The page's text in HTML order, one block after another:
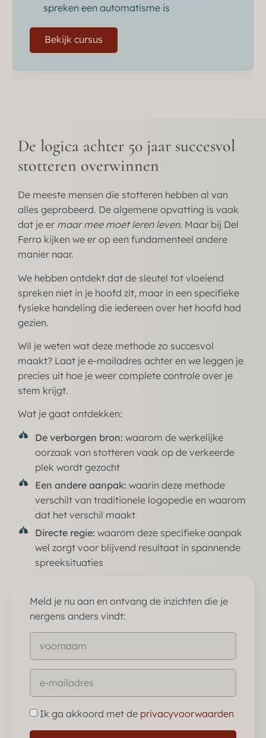
spreken een automatisme is
Bekijk cursus
De logica achter 50 jaar succesvol
stotteren overwinnen
De meeste mensen die stotteren hebben al van
alles geprobeerd. De algemene opvatting is vaak
dat je er maar mee moet leren leven. Maar bij Del
Ferro kijken we er op een fundamenteel andere
manier naar.
We hebben ontdekt dat de sleutel tot vloeiend
spreken niet in je hoofd zit, maar in een specifieke
fysieke handeling die iedereen over het hoofd had
gezien.
Wil je weten wat deze methode zo succesvol
maakt? Laat je e-mailadres achter en we leggen je
precies uit hoe je weer complete controle over je
stem krijgt.
Wat je gaat ontdekken:
De verborgen bron: waarom de werkelijke
oorzaak van stotteren vaak op de verkeerde
plek wordt gezocht
Een andere aanpak: waarin deze methode
verschilt van traditionele logopedie en waarom
dat het verschil maakt
Directe regie: waarom deze specifieke aanpak
wel zorgt voor blijvend resultaat in spannende
spreeksituaties
Meld je nu aan en ontvang de inzichten die je
nergens anders vindt:
Ik ga akkoord met de privacyvoorwaarden